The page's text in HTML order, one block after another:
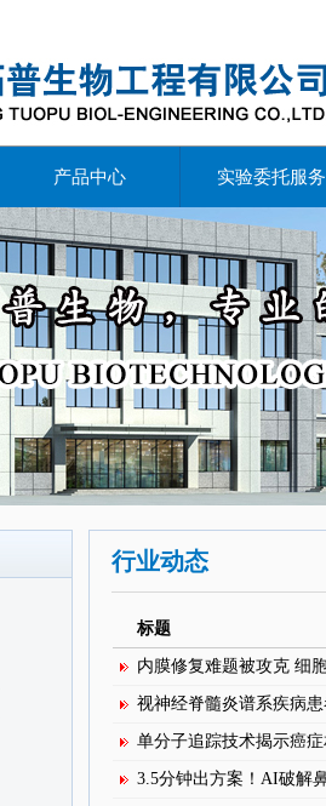
产品中心 实验委托服务
行业动态
标题
内膜修复难题被攻克 细
视神经脊髓炎谱系疾病
单分子追踪技术揭示癌
3.5分钟出方案！AI破解